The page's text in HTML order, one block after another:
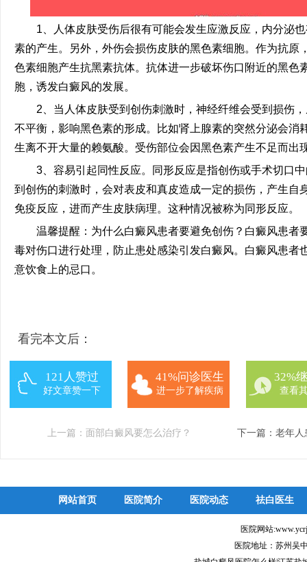
1、人体皮肤受伤后很有可能会发生应激反应，内分泌也
素的产生。另外，外伤会损伤皮肤的黑色素细胞。作为抗原
色素细胞产生抗黑素抗体。抗体进一步破坏伤口附近的黑色
胞，诱发白癜风的发展。
2、当人体皮肤受到创伤刺激时，神经纤维会受到损伤，
不平衡，影响黑色素的形成。比如肾上腺素的突然分泌会消
生离不开大量的赖氨酸。受伤部位会因黑色素产生不足而出
3、容易引起同性反应。同形反应是指创伤或手术切口中
到创伤的刺激时，会对表皮和真皮造成一定的损伤，产生自
免疫反应，进而产生皮肤病理。这种情况被称为同形反应。
温馨提醒：为什么白癜风患者要避免创伤？白癜风患者
毒对伤口进行处理，防止患处感染引发白癜风。白癜风患者
意饮食上的忌口。
看完本文后：
121人赞过
好文章赞一下
41%问诊医生
进一步了解疾病
32%
查看
上一篇： 面部白癜风要怎么治疗？ 下一篇： 老年人
网站首页 医院简介 医院动态 祛白医生
医院网站
医院地址：苏州吴